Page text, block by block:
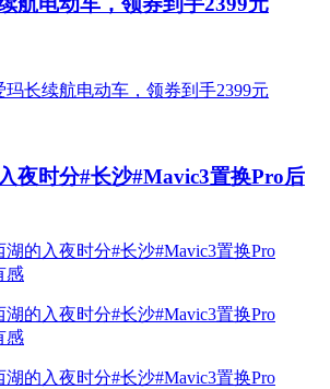
夜时分#长沙#Mavic3置换Pro后